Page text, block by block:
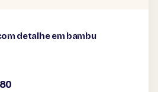
detalhe em bambu